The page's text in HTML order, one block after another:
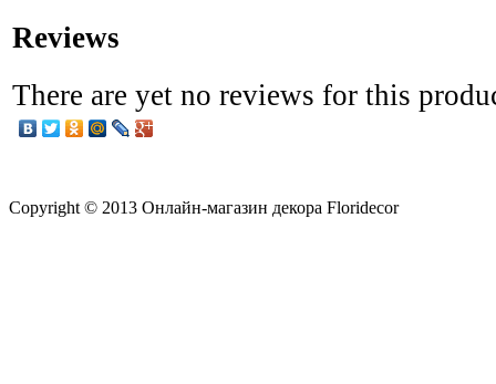
Reviews
There are yet no reviews for this
Copyright © 2013 Онлайн-магазин декора Floridecor